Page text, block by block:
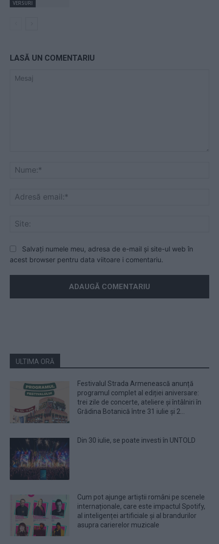
VERSURI
LASĂ UN COMENTARIU
Salvați numele meu, adresa de e-mail și site-ul web în
acest browser pentru data viitoare i comentariu.
ULTIMA ORĂ
Festivalul Strada Armenească anunță
programul complet al ediției aniversare:
trei zile de concerte, ateliere și întâlniri în
Grădina Botanică între 31 iulie și 2...
Din 30 iulie, se poate investi în UNTOLD
Cum pot ajunge artiștii români pe scenele
internaționale, care este impactul Spotify,
al inteligenței artificiale și al brandurilor
asupra carierelor muzicale